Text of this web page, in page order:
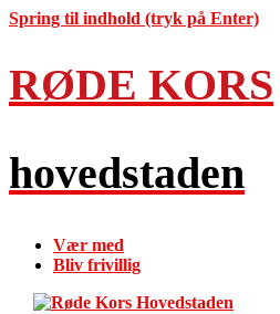
Spring til indhold (tryk på Enter)
RØDE KORS
hovedstaden
Vær med
Bliv frivillig